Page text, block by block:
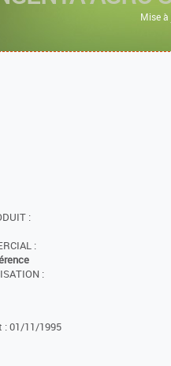
Mise
:
:
:
: 01/11/1995